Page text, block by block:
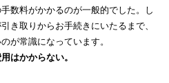
数料がかかるのが一般的でした。し
き取りからお手続きにいたるまで、
が常識になっています。
はかからない。